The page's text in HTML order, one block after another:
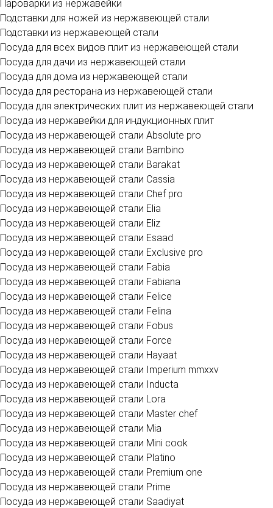
Пароварки из нержавейки
Подставки для ножей из нержавеющей стали
Подставки из нержавеющей стали
Посуда для всех видов плит из нержавеющей стали
Посуда для дачи из нержавеющей стали
Посуда для дома из нержавеющей стали
Посуда для ресторана из нержавеющей стали
Посуда для электрических плит из нержавеющей стали
Посуда из нержавейки для индукционных плит
Посуда из нержавеющей стали Absolute pro
Посуда из нержавеющей стали Bambino
Посуда из нержавеющей стали Barakat
Посуда из нержавеющей стали Cassia
Посуда из нержавеющей стали Chef pro
Посуда из нержавеющей стали Elia
Посуда из нержавеющей стали Eliz
Посуда из нержавеющей стали Esaad
Посуда из нержавеющей стали Exclusive pro
Посуда из нержавеющей стали Fabia
Посуда из нержавеющей стали Fabiana
Посуда из нержавеющей стали Felice
Посуда из нержавеющей стали Felina
Посуда из нержавеющей стали Fobus
Посуда из нержавеющей стали Force
Посуда из нержавеющей стали Hayaat
Посуда из нержавеющей стали Imperium mmxxv
Посуда из нержавеющей стали Inducta
Посуда из нержавеющей стали Lora
Посуда из нержавеющей стали Master chef
Посуда из нержавеющей стали Mia
Посуда из нержавеющей стали Mini cook
Посуда из нержавеющей стали Platino
Посуда из нержавеющей стали Premium one
Посуда из нержавеющей стали Prime
Посуда из нержавеющей стали Saadiyat